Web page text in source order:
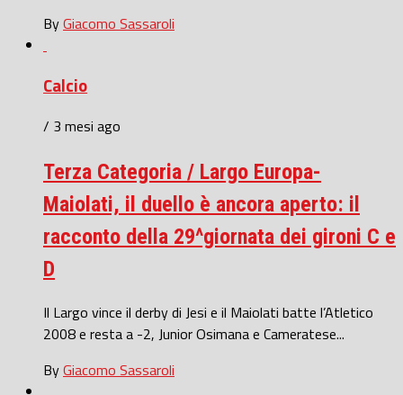
ByGiacomo Sassaroli
Calcio
/ 3 mesi ago
Terza Categoria / Largo Europa-
Maiolati, il duello è ancora aperto: il
racconto della 29^giornata dei gironi C e
D
Il Largo vince il derby di Jesi e il Maiolati batte l’Atletico
2008 e resta a -2, Junior Osimana e Cameratese...
ByGiacomo Sassaroli